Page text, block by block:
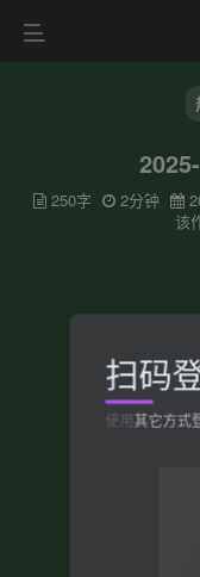
250字 2分钟
该
扫码
使用其它方式